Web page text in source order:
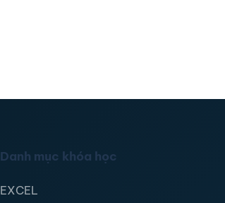
Danh mục khóa học
EXCEL